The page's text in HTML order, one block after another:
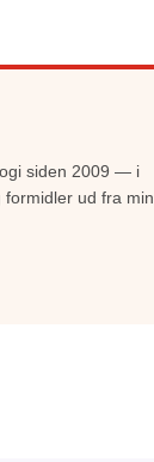
siden 2009 — i
ud fra min